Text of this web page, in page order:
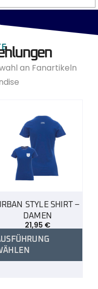
an Fanartikeln
STYLE SHIRT –
DAMEN
21,95 €